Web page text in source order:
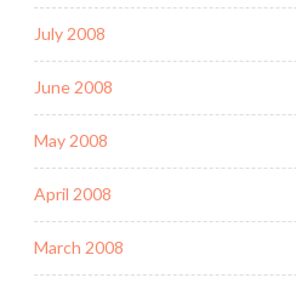
July 2008
June 2008
May 2008
April 2008
March 2008